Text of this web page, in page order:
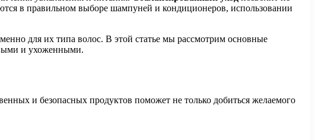
в правильном выборе шампуней и кондиционеров, использовании
для их типа волос. В этой статье мы рассмотрим основные
и ухоженными.
и безопасных продуктов поможет не только добиться желаемого